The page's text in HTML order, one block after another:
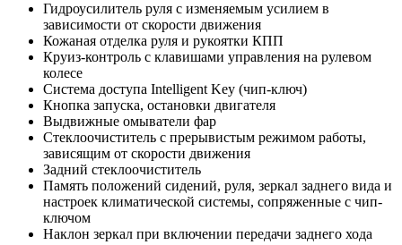
Гидроусилитель руля c изменяемым усилием в
зависимости от скорости движения
Кожаная отделка руля и рукоятки КПП
Круиз-контроль с клавишами управления на рулевом
колесе
Система доступа Intelligent Key (чип-ключ)
Кнопка запуска, остановки двигателя
Выдвижные омыватели фар
Стеклоочиститель с прерывистым режимом работы,
зависящим от скорости движения
Задний стеклоочиститель
Память положений сидений, руля, зеркал заднего вида и
настроек климатической системы, сопряженные с чип-
ключом
Наклон зеркал при включении передачи заднего хода